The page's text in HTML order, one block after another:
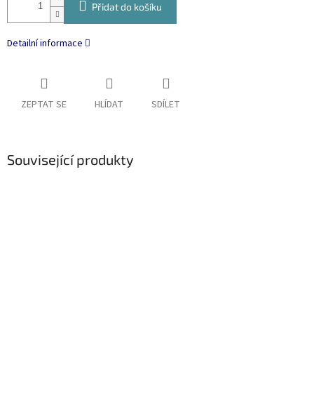
Přidat do košíku
Detailní informace
ZEPTAT SE HLÍDAT SDÍLET
Související produkty